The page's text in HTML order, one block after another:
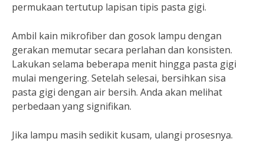
permukaan tertutup lapisan tipis pasta gigi.
Ambil kain mikrofiber dan gosok lampu dengan
gerakan memutar secara perlahan dan konsisten.
Lakukan selama beberapa menit hingga pasta gigi
mulai mengering. Setelah selesai, bersihkan sisa
pasta gigi dengan air bersih. Anda akan melihat
perbedaan yang signifikan.
Jika lampu masih sedikit kusam, ulangi prosesnya.